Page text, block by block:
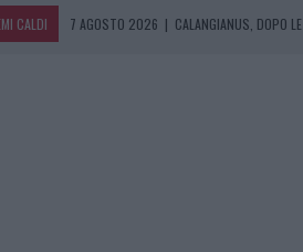
CALDI 7 AGOSTO 2026 | CALANGIANUS, DOPO